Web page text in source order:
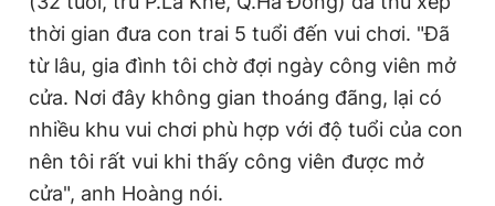
thời gian đưa con trai 5 tuổi đến vui chơi. "Đã
từ lâu, gia đình tôi chờ đợi ngày công viên mở
cửa. Nơi đây không gian thoáng đãng, lại có
nhiều khu vui chơi phù hợp với độ tuổi của con
nên tôi rất vui khi thấy công viên được mở
cửa", anh Hoàng nói.